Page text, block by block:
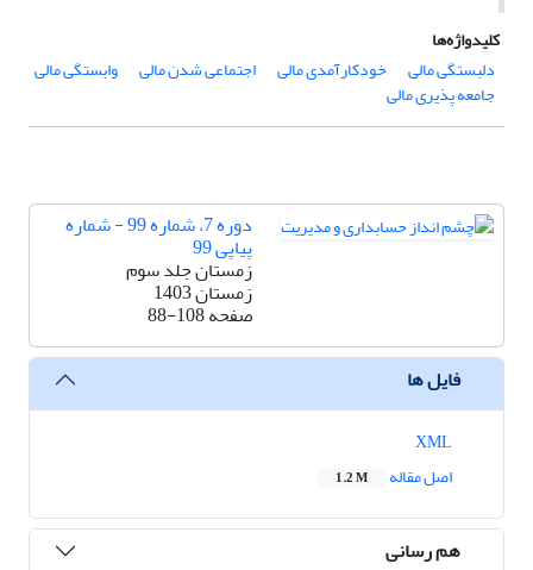
کلیدواژه‌ها
دلبستگی مالی
خودکارآمدی مالی اجتماعی شدن مالی وابستگی مالی
جامعه پذیری مالی
دوره 7، شماره 99 - شماره
پیاپی 99
زمستان جلد سوم
زمستان 1403
صفحه88-108
فایل ها
اصل مقاله
1.2 M
هم رسانی